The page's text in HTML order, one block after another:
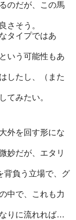
のだが、この馬
さそう。
タイプではあ
いう可能性もあ
したし、（また
てみたい。
外を回す形にな
妙だが、エタリ
背負う立場で、グ
中で、これも力
りに流れれば…